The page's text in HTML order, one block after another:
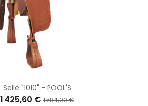
Selle "1010" - POOL'S
1 425,60 € 1 584,00 €